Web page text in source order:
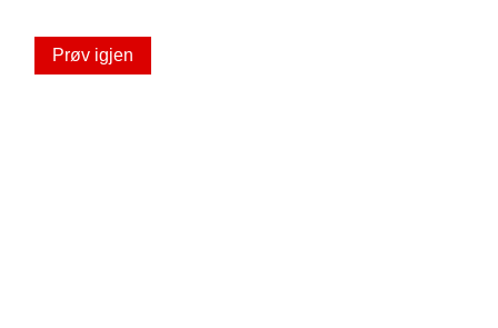
Prøv igjen